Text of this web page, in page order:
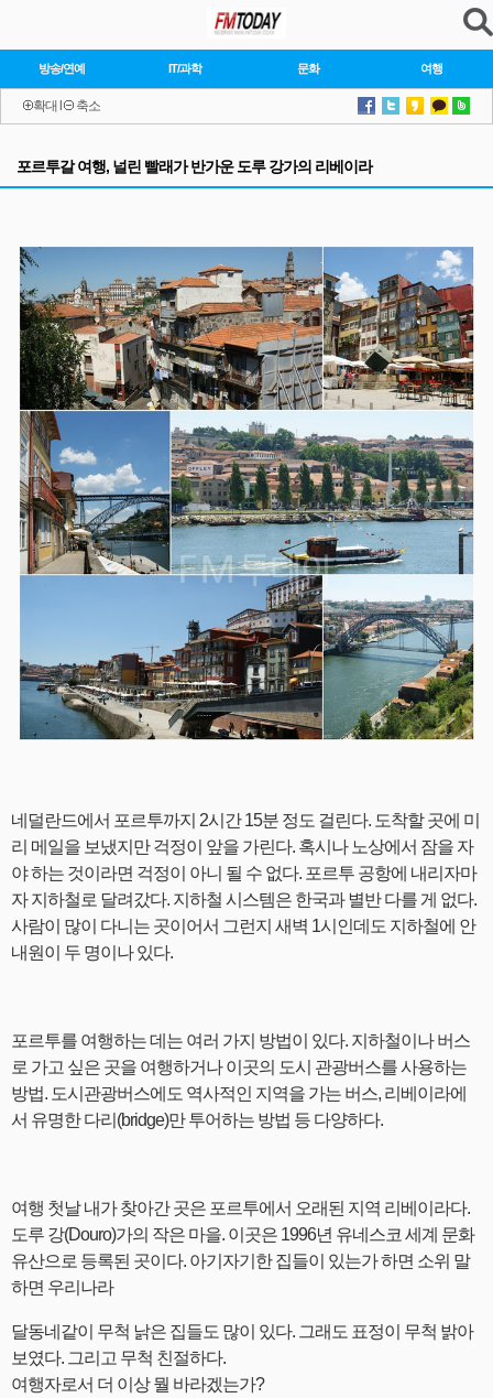
방송/연예 IT/과학 문화 여행
확대 축소
포르투갈 여행, 널린 빨래가 반가운 도루 강가의 리베이라
네덜란드에서 포르투까지 2시간 15분 정도 걸린다. 도착할 곳에 미
리 메일을 보냈지만 걱정이 앞을 가린다. 혹시나 노상에서 잠을 자
야 하는 것이라면 걱정이 아니 될 수 없다. 포르투 공항에 내리자마
자 지하철로 달려갔다. 지하철 시스템은 한국과 별반 다를 게 없다.
사람이 많이 다니는 곳이어서 그런지 새벽 1시인데도 지하철에 안
내원이 두 명이나 있다.
포르투를 여행하는 데는 여러 가지 방법이 있다. 지하철이나 버스
로 가고 싶은 곳을 여행하거나 이곳의 도시 관광버스를 사용하는
방법. 도시관광버스에도 역사적인 지역을 가는 버스, 리베이라에
서 유명한 다리(bridge)만 투어하는 방법 등 다양하다.
여행 첫날 내가 찾아간 곳은 포르투에서 오래된 지역 리베이라다.
도루 강(Douro)가의 작은 마을. 이곳은 1996년 유네스코 세계 문화
유산으로 등록된 곳이다. 아기자기한 집들이 있는가 하면 소위 말
하면 우리나라
달동네같이 무척 낡은 집들도 많이 있다. 그래도 표정이 무척 밝아
보였다. 그리고 무척 친절하다.
여행자로서 더 이상 뭘 바라겠는가?